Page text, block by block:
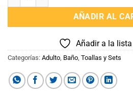
AÑADIR AL
Añadir a la
Categorías: Adulto, Baño, Toallas y Sets